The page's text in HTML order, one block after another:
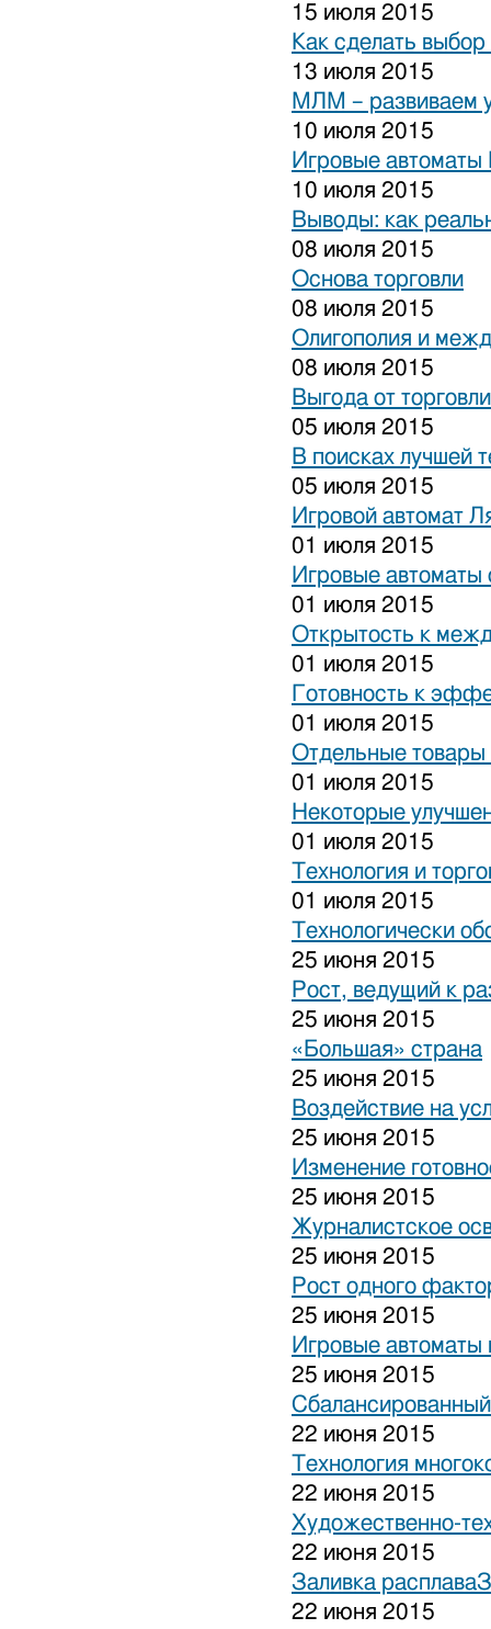
15 июля 2015
Как сделать
13 июля 2015
МЛМ – развиваем
10 июля 2015
Игровые
10 июля 2015
Выводы: как
08 июля 2015
Основа торговли
08 июля 2015
Олигополия и
08 июля 2015
Выгода от
05 июля 2015
В поисках лучшей
05 июля 2015
Игровой автомат
01 июля 2015
Игровые автоматы
01 июля 2015
Открытость к
01 июля 2015
Готовность к
01 июля 2015
Отдельные товары
01 июля 2015
Некоторые
01 июля 2015
Технология и
01 июля 2015
Технологически
25 июня 2015
Рост, ведущий к
25 июня 2015
«Большая» страна
25 июня 2015
Воздействие на
25 июня 2015
Изменение
25 июня 2015
Журналистское
25 июня 2015
Рост одного
25 июня 2015
Игровые
25 июня 2015
22 июня 2015
Технология
22 июня 2015
Художественно-
22 июня 2015
Заливка
22 июня 2015